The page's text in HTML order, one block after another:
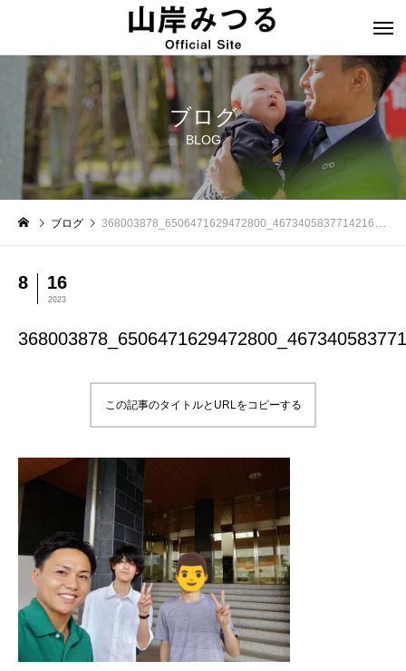
ブログ
BLOG
ブログ 368003878_6506471629472800_4673405837714216708_n
8 16
2023
この記事のタイトルとURLをコピーする